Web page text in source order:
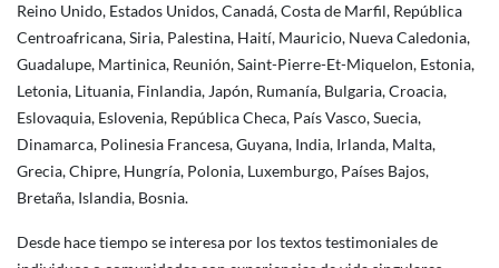
Reino Unido, Estados Unidos, Canadá, Costa de Marfil, República
Centroafricana, Siria, Palestina, Haití, Mauricio, Nueva Caledonia,
Guadalupe, Martinica, Reunión, Saint-Pierre-Et-Miquelon, Estonia,
Letonia, Lituania, Finlandia, Japón, Rumanía, Bulgaria, Croacia,
Eslovaquia, Eslovenia, República Checa, País Vasco, Suecia,
Dinamarca, Polinesia Francesa, Guyana, India, Irlanda, Malta,
Grecia, Chipre, Hungría, Polonia, Luxemburgo, Países Bajos,
Bretaña, Islandia, Bosnia.
Desde hace tiempo se interesa por los textos testimoniales de